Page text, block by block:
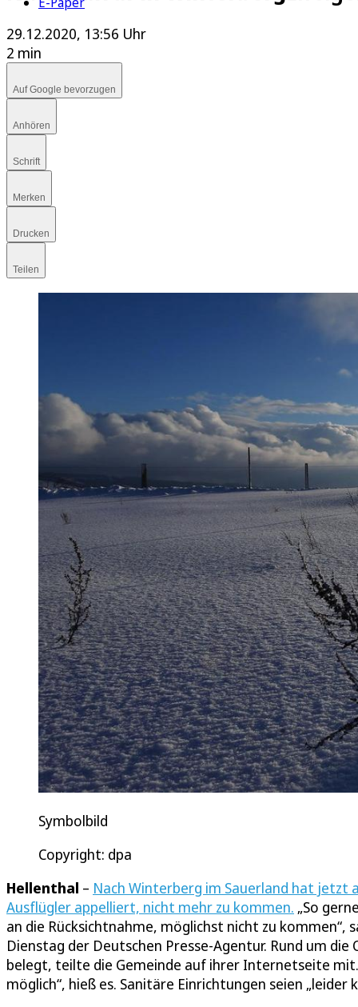
29.12.2020, 13:56 Uhr
2 min
Auf Google bevorzugen
Anhören
Schrift
Merken
Drucken
Teilen
Symbolbild
Copyright: dpa
Hellenthal – Nach Winterberg im Sauerland hat jetzt
Ausflügler appelliert, nicht mehr zu kommen. „So
an die Rücksichtnahme, möglichst nicht zu
Dienstag der Deutschen Presse-Agentur. Rund um
belegt, teilte die Gemeinde auf ihrer Internetseite
möglich“, hieß es. Sanitäre Einrichtungen seien „leider